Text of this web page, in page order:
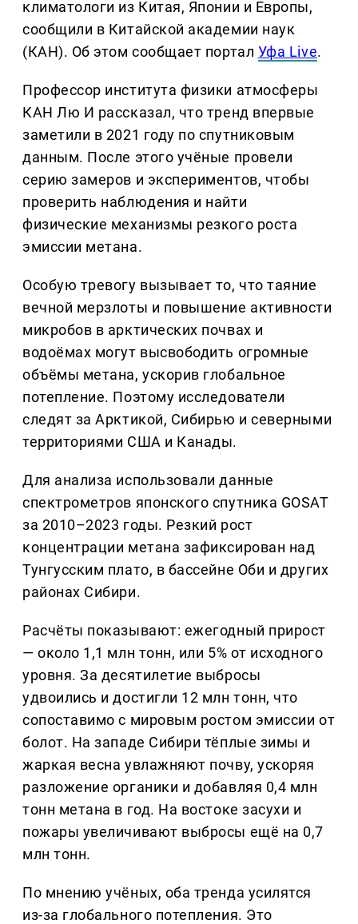
климатологи из Китая, Японии и Европы,
сообщили в Китайской академии наук
(КАН). Об этом сообщает портал Уфа Live.
Профессор института физики атмосферы
КАН Лю И рассказал, что тренд впервые
заметили в 2021 году по спутниковым
данным. После этого учёные провели
серию замеров и экспериментов, чтобы
проверить наблюдения и найти
физические механизмы резкого роста
эмиссии метана.
Особую тревогу вызывает то, что таяние
вечной мерзлоты и повышение активности
микробов в арктических почвах и
водоёмах могут высвободить огромные
объёмы метана, ускорив глобальное
потепление. Поэтому исследователи
следят за Арктикой, Сибирью и северными
территориями США и Канады.
Для анализа использовали данные
спектрометров японского спутника GOSAT
за 2010–2023 годы. Резкий рост
концентрации метана зафиксирован над
Тунгусским плато, в бассейне Оби и других
районах Сибири.
Расчёты показывают: ежегодный прирост
— около 1,1 млн тонн, или 5% от исходного
уровня. За десятилетие выбросы
удвоились и достигли 12 млн тонн, что
сопоставимо с мировым ростом эмиссии от
болот. На западе Сибири тёплые зимы и
жаркая весна увлажняют почву, ускоряя
разложение органики и добавляя 0,4 млн
тонн метана в год. На востоке засухи и
пожары увеличивают выбросы ещё на 0,7
млн тонн.
По мнению учёных, оба тренда усилятся
из-за глобального потепления. Это